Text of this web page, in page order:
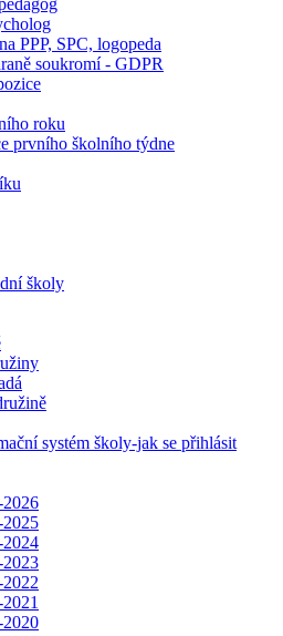
PPP, SPC, logopeda
soukromí - GDPR
roku
prvního školního týdne
školy
systém školy-jak se přihlásit